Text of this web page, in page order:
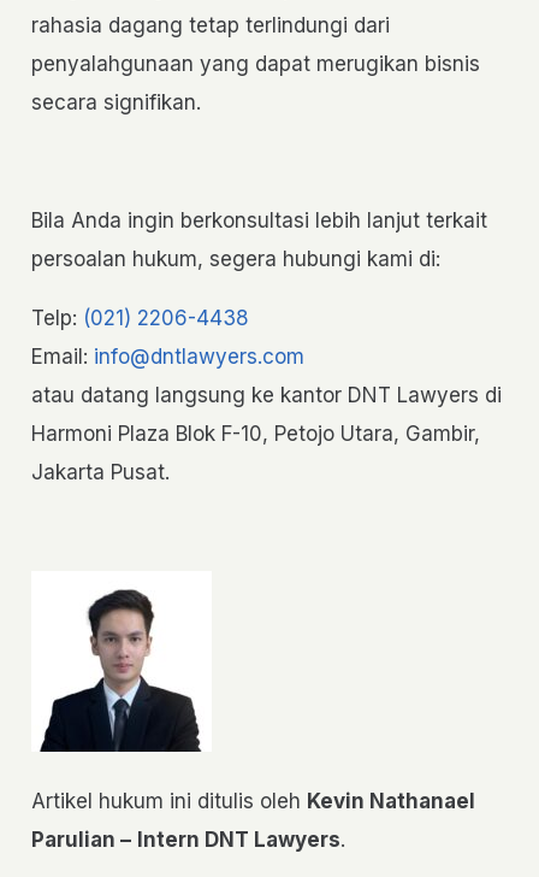
rahasia dagang tetap terlindungi dari
penyalahgunaan yang dapat merugikan bisnis
secara signifikan.
Bila Anda ingin berkonsultasi lebih lanjut terkait
persoalan hukum, segera hubungi kami di:
Telp: (021) 2206-4438
Email: info@dntlawyers.com
atau datang langsung ke kantor DNT Lawyers di
Harmoni Plaza Blok F-10, Petojo Utara, Gambir,
Jakarta Pusat.
Artikel hukum ini ditulis oleh Kevin Nathanael
Parulian – Intern DNT Lawyers.